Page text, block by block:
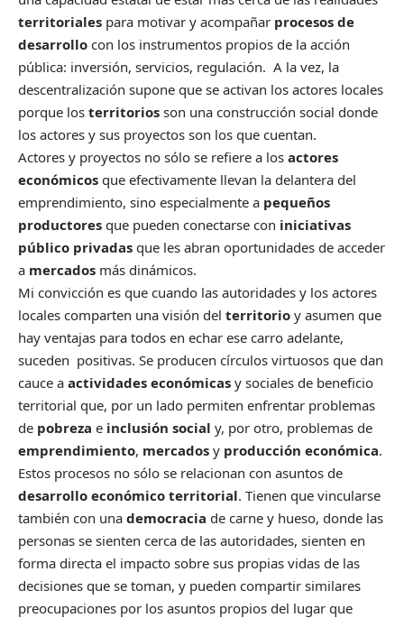
territoriales para motivar y acompañar procesos de
desarrollo con los instrumentos propios de la acción
pública: inversión, servicios, regulación. A la vez, la
descentralización supone que se activan los actores locales
porque los territorios son una construcción social donde
los actores y sus proyectos son los que cuentan.
Actores y proyectos no sólo se refiere a los actores
económicos que efectivamente llevan la delantera del
emprendimiento, sino especialmente a pequeños
productores que pueden conectarse con iniciativas
público privadas que les abran oportunidades de acceder
a mercados más dinámicos.
Mi convicción es que cuando las autoridades y los actores
locales comparten una visión del territorio y asumen que
hay ventajas para todos en echar ese carro adelante,
suceden positivas. Se producen círculos virtuosos que dan
cauce a actividades económicas y sociales de beneficio
territorial que, por un lado permiten enfrentar problemas
de pobreza e inclusión social y, por otro, problemas de
emprendimiento, mercados y producción económica.
Estos procesos no sólo se relacionan con asuntos de
desarrollo económico territorial. Tienen que vincularse
también con una democracia de carne y hueso, donde las
personas se sienten cerca de las autoridades, sienten en
forma directa el impacto sobre sus propias vidas de las
decisiones que se toman, y pueden compartir similares
preocupaciones por los asuntos propios del lugar que